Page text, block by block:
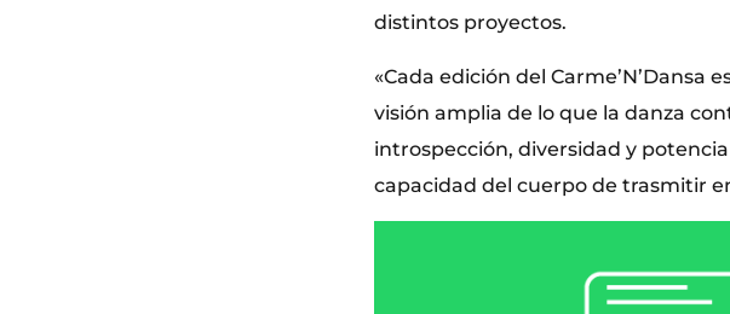
distintos proyectos.
«Cada edición del
visión amplia de lo que la danza
introspección, diversidad y
capacidad del cuerpo de trasmitir